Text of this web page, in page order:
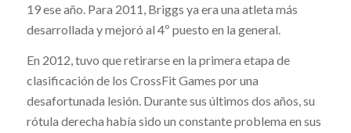
19 ese año. Para 2011, Briggs ya era una atleta más
desarrollada y mejoró al 4º puesto en la general.
En 2012, tuvo que retirarse en la primera etapa de
clasificación de los CrossFit Games por una
desafortunada lesión. Durante sus últimos dos años, su
rótula derecha había sido un constante problema en sus